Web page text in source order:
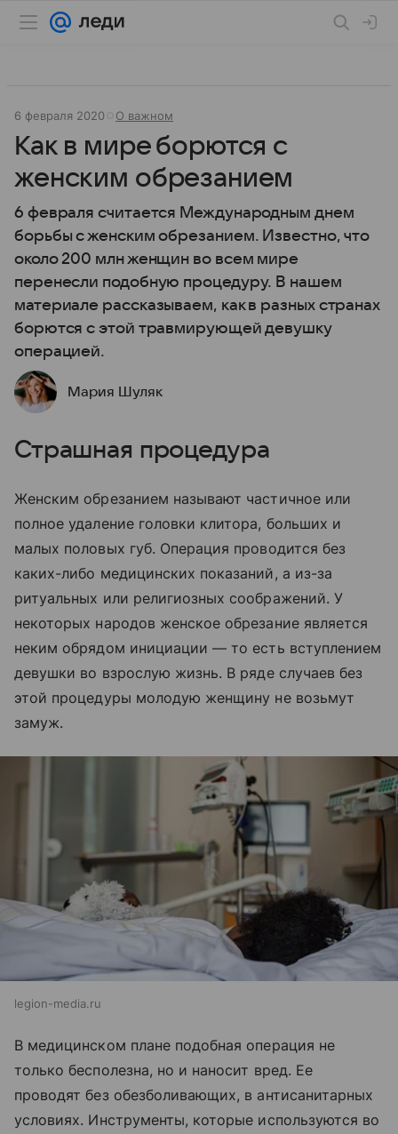
6 февраля 2020 О важном
Как в мире борются с
женским обрезанием
6 февраля считается Международным днем
борьбы с женским обрезанием. Известно, что
около 200 млн женщин во всем мире
перенесли подобную процедуру. В нашем
материале рассказываем, как в разных странах
борются с этой травмирующей девушку
операцией.
Мария Шуляк
Страшная процедура
Женским обрезанием называют частичное или
полное удаление головки клитора, больших и
малых половых губ. Операция проводится без
каких-либо медицинских показаний, а из-за
ритуальных или религиозных соображений. У
некоторых народов женское обрезание является
неким обрядом инициации — то есть вступлением
девушки во взрослую жизнь. В ряде случаев без
этой процедуры молодую женщину не возьмут
замуж.
legion-media.ru
В медицинском плане подобная операция не
только бесполезна, но и наносит вред. Ее
проводят без обезболивающих, в антисанитарных
условиях. Инструменты, которые используются во